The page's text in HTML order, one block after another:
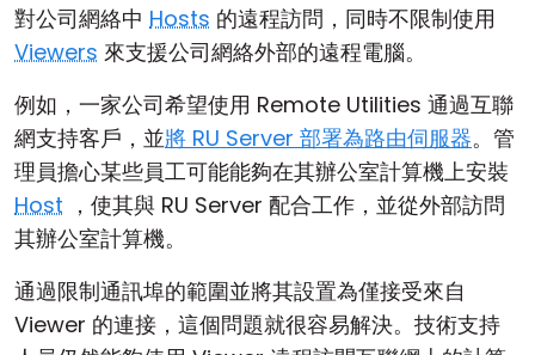
對公司網絡中 Hosts 的遠程訪問，同時不限制使用
Viewers 來支援公司網絡外部的遠程電腦。
例如，一家公司希望使用 Remote Utilities 通過互聯
網支持客戶，並將 RU Server 部署為路由伺服器。管
理員擔心某些員工可能能夠在其辦公室計算機上安裝
Host ，使其與 RU Server 配合工作，並從外部訪問
其辦公室計算機。
通過限制通訊埠的範圍並將其設置為僅接受來自
Viewer 的連接，這個問題就很容易解決。技術支持